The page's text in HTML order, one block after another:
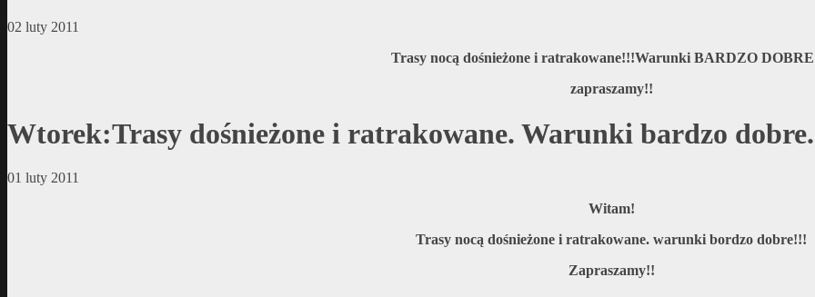
02 luty 2011
Trasy nocą dośnieżone i ratrakowane!!!Warunki BARDZO
zapraszamy!!
Wtorek:Trasy dośnieżone i ratrakowane. Warunki bardzo dobre.
01 luty 2011
Witam!
Trasy nocą dośnieżone i ratrakowane. warunki bordzo dobre!!!
Zapraszamy!!